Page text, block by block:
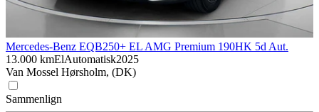
Mercedes-Benz EQB250+ EL AMG Premium 190HK 5d Aut.
13.000 kmElAutomatisk2025
Van Mossel Hørsholm, (DK)
Sammenlign